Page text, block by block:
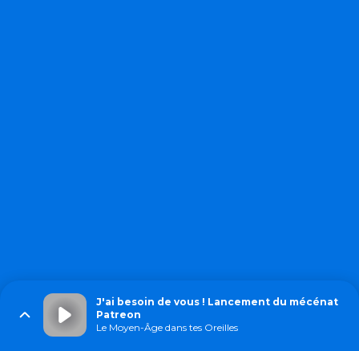
J'ai besoin de vous ! Lancement du mécénat
Patreon
Le Moyen-Âge dans tes Oreilles